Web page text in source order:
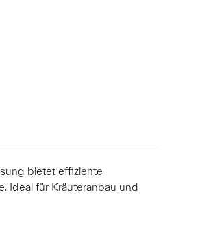
bietet effiziente
Ideal für Kräuteranbau und